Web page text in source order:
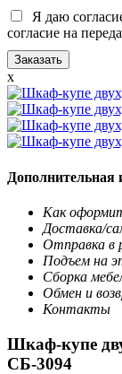
Я даю
согласие на
x
Как
Доставка/
Отправка в
Подъем на
Сборка
Обмен и
Контакты
Шкаф-купе
СБ-3094